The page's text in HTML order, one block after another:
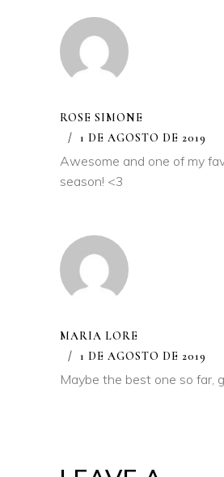
ROSE SIMONE
1 DE AGOSTO DE 2019
Awesome and one of my
season! <3
MARIA LORE
1 DE AGOSTO DE 2019
Maybe the best one so far,